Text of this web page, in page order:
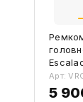
Арт:
5